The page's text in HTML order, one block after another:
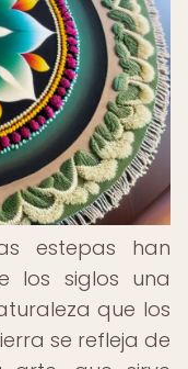
estepas han
los siglos una
que los
se refleja de